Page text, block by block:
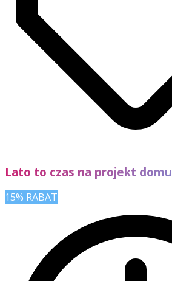
Lato to czas na projekt domu
15% RABAT